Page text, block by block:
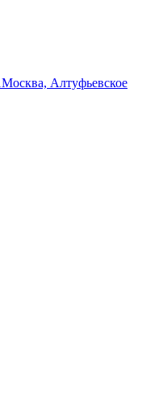
Москва, Алтуфьевское